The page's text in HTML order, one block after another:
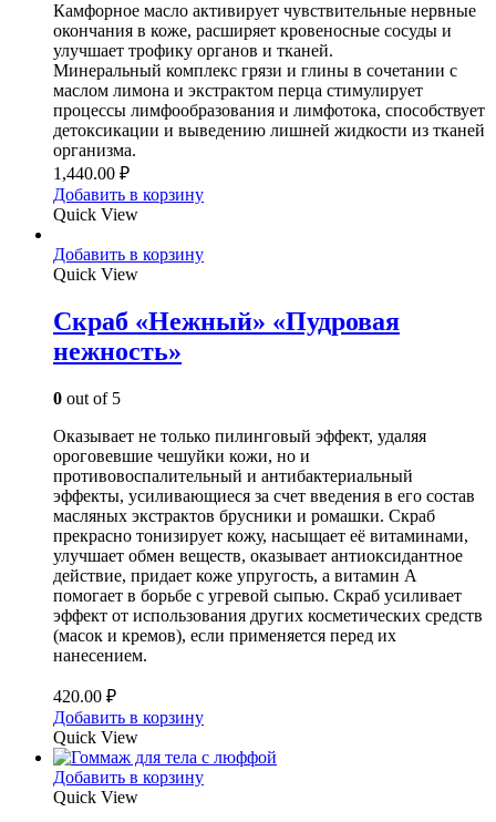
Камфорное масло активирует чувствительные нервные
окончания в коже, расширяет кровеносные сосуды и
улучшает трофику органов и тканей.
Минеральный комплекс грязи и глины в сочетании с
маслом лимона и экстрактом перца стимулирует
процессы лимфообразования и лимфотока, способствует
детоксикации и выведению лишней жидкости из тканей
организма.
1,440.00 ₽
Добавить в корзину
Quick View
Добавить в корзину
Quick View
Скраб «Нежный» «Пудровая
нежность»
0 out of 5
Оказывает не только пилинговый эффект, удаляя
ороговевшие чешуйки кожи, но и
противовоспалительный и антибактериальный
эффекты, усиливающиеся за счет введения в его состав
масляных экстрактов брусники и ромашки. Скраб
прекрасно тонизирует кожу, насыщает её витаминами,
улучшает обмен веществ, оказывает антиоксидантное
действие, придает коже упругость, а витамин А
помогает в борьбе с угревой сыпью. Скраб усиливает
эффект от использования других косметических средств
(масок и кремов), если применяется перед их
нанесением.
420.00 ₽
Добавить в корзину
Quick View
Добавить в корзину
Quick View